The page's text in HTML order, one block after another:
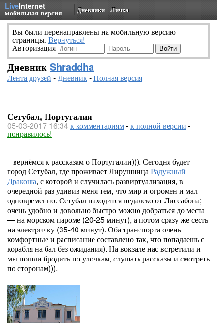
LiveInternet
мобильная версия Дневники Личка
Вы были перенаправлены на мобильную версию
страницы. Вернуться!
Авторизация
Дневник Shraddha
Лента друзей -Дневник-Полная версия
Сетубал, Португалия
05-03-2017 16:34к комментариям-к полной версии -
понравилось!
вернёмся к рассказам о Португалии))). Сегодня будет
город Сетубал, где проживает ЛирушницаРадужный
Дракоша, с которой и случилась развиртуализация, в
очередной раз удивив меня тем, что мир и огромен и мал
одновременно. Сетубал находится недалеко от Лиссабона;
очень удобно и довольно быстро можно добраться до места
— на морском пароме (20-25 минут), а потом сразу же сесть
на электричку (35-40 минут). Оба транспорта очень
комфортные и расписание составлено так, что попадаешь с
корабля на бал без ожидания). На вокзале нас встретили и
мы пошли бродить по улочкам, слушать рассказы и смотреть
по сторонам))).